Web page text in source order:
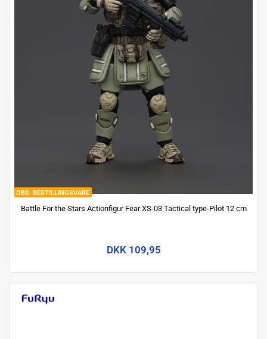
BESTILLINGSVARE
Battle For the Stars Actionfigur Fear XS-03 Tactical type-Pilot 12 cm
DKK 109,95